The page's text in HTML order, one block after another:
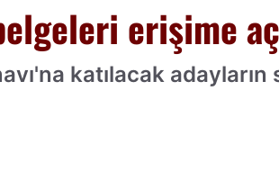
erişime
katılacak